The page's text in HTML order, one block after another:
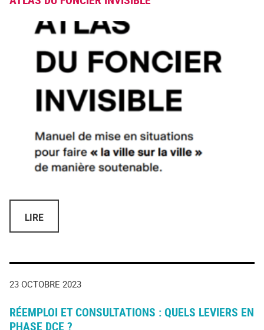
LIRE
23 OCTOBRE 2023
RÉEMPLOI ET CONSULTATIONS : QUELS LEVIERS EN
PHASE DCE ?